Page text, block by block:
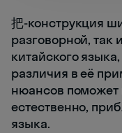
把-конструкция
разговорной, так
китайского
различия в её
нюансов поможет
естественно,
языка.